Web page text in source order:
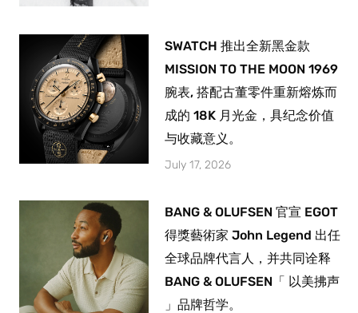
SWATCH 推出全新黑金款
MISSION TO THE MOON 1969
腕表, 搭配古董零件重新熔炼而
成的 18K 月光金，具纪念价值
与收藏意义。
July 17, 2026
BANG & OLUFSEN 官宣 EGOT
得獎藝術家 John Legend 出任
全球品牌代言人，并共同诠释
BANG & OLUFSEN「 以美拂声
」品牌哲学。